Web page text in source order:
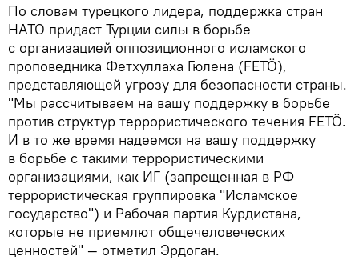
По словам турецкого лидера, поддержка стран
НАТО придаст Турции силы в борьбе
с организацией оппозиционного исламского
проповедника Фетхуллаха Гюлена (FETÖ),
представляющей угрозу для безопасности страны.
"Мы рассчитываем на вашу поддержку в борьбе
против структур террористического течения FETÖ.
И в то же время надеемся на вашу поддержку
в борьбе с такими террористическими
организациями, как ИГ (запрещенная в РФ
террористическая группировка "Исламское
государство") и Рабочая партия Курдистана,
которые не приемлют общечеловеческих
ценностей" — отметил Эрдоган.